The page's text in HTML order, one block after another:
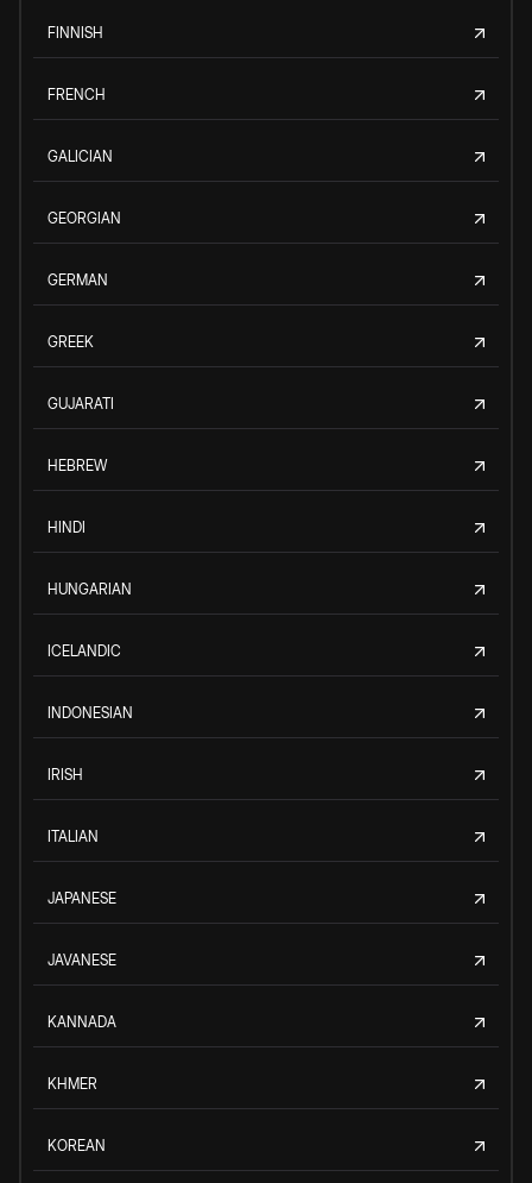
FINNISH
FRENCH
GALICIAN
GEORGIAN
GERMAN
GREEK
GUJARATI
HEBREW
HINDI
HUNGARIAN
ICELANDIC
INDONESIAN
IRISH
ITALIAN
JAPANESE
JAVANESE
KANNADA
KHMER
KOREAN